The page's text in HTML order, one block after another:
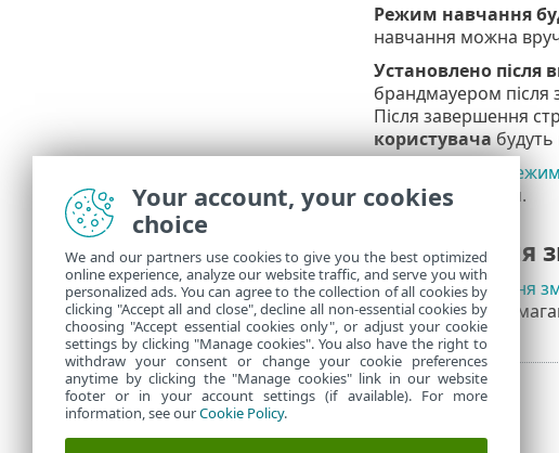
Режим навчання
навчання можна
Установлено
брандмауером після
Після завершення
користувачабудуть
Налаштування
режимі навчання.
Виявлення
Функція виявлення
брандмауера,
Your account, your cookies
choice
We and our partners use cookies to give you the best optimized
online experience, analyze our website traffic, and serve you with
personalized ads. You can agree to the collection of all cookies by
clicking "Accept all and close", decline all non-essential cookies by
choosing "Accept essential cookies only", or adjust your cookie
settings by clicking "Manage cookies". You also have the right to
withdraw your consent or change your cookie preferences
anytime by clicking the "Manage cookies" link in our website
footer or in your account settings (if available). For more
information, see ourCookie Policy.